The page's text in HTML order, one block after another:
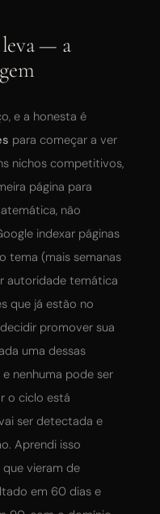
— a
e a honesta é
para começar a ver
nichos competitivos,
página para
não
indexar páginas
tema (mais semanas
autoridade temática
que já estão no
promover sua
uma dessas
nenhuma pode ser
o ciclo está
ser detectada e
Aprendi isso
vieram de
em 60 dias e